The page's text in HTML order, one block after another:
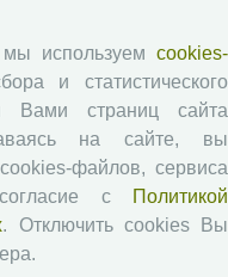
используем cookies-
и статистического
Вами страниц сайта
на сайте, вы
файлов, сервиса
с
Политикой
. Отключить cookies Вы